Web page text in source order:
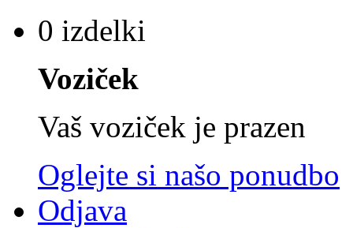
0 izdelki
Voziček
Vaš voziček je prazen
Oglejte si našo ponudbo
Odjava